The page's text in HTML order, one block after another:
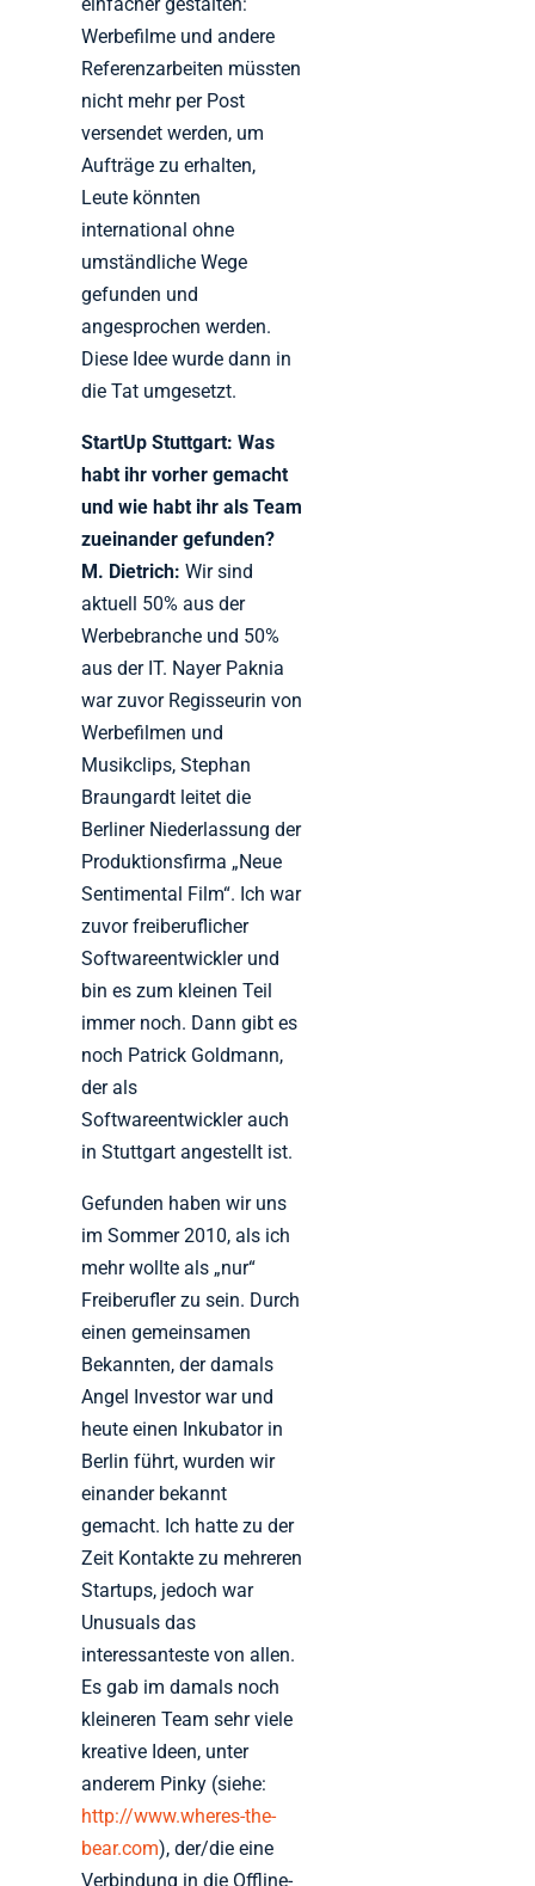
Werbefilme und andere
Referenzarbeiten müssten
nicht mehr per Post
versendet werden, um
Aufträge zu erhalten,
Leute könnten
international ohne
umständliche Wege
gefunden und
angesprochen werden.
Diese Idee wurde dann in
die Tat umgesetzt.
StartUp Stuttgart: Was
habt ihr vorher gemacht
und wie habt ihr als Team
zueinander gefunden?
M. Dietrich:Wir sind
aktuell 50% aus der
Werbebranche und 50%
aus der IT. Nayer Paknia
war zuvor Regisseurin von
Werbefilmen und
Musikclips, Stephan
Braungardt leitet die
Berliner Niederlassung der
Produktionsfirma „Neue
Sentimental Film“. Ich war
zuvor freiberuflicher
Softwareentwickler und
bin es zum kleinen Teil
immer noch. Dann gibt es
noch Patrick Goldmann,
der als
Softwareentwickler auch
in Stuttgart angestellt ist.
Gefunden haben wir uns
im Sommer 2010, als ich
mehr wollte als „nur“
Freiberufler zu sein. Durch
einen gemeinsamen
Bekannten, der damals
Angel Investor war und
heute einen Inkubator in
Berlin führt, wurden wir
einander bekannt
gemacht. Ich hatte zu der
Zeit Kontakte zu mehreren
Startups, jedoch war
Unusuals das
interessanteste von allen.
Es gab im damals noch
kleineren Team sehr viele
kreative Ideen, unter
anderem Pinky (siehe:
http://www.wheres-the-
bear.com), der/die eine
Verbindung in die Offline-